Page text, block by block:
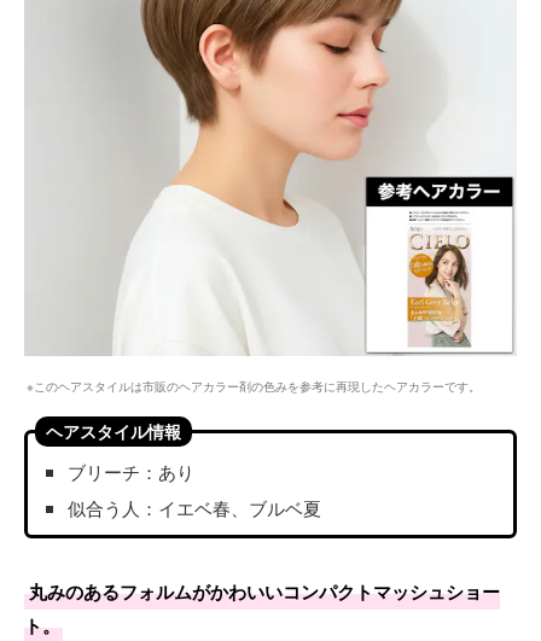
※このヘアスタイルは市販のヘアカラー剤の色みを参考に再現したヘアカラーです。
ヘアスタイル情報
ブリーチ：あり
似合う人：イエベ春、ブルベ夏
丸みのあるフォルムがかわいいコンパクトマッシュショー
ト。